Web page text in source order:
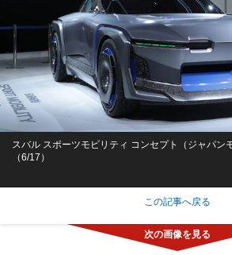
スバル スポーツモビリティ コンセプト（ジャパン
（6/17）
この記事へ戻る